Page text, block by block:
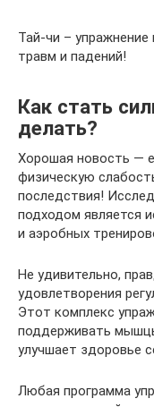
Тай-чи –
травм и падений!
Как стать
делать?
Хорошая новость —
физическую
последствия!
подходом является
и аэробных
Не удивительно,
удовлетворения
Этот комплекс
поддерживать
улучшает здоровье
Любая программа